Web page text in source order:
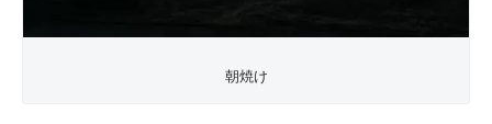
朝焼け